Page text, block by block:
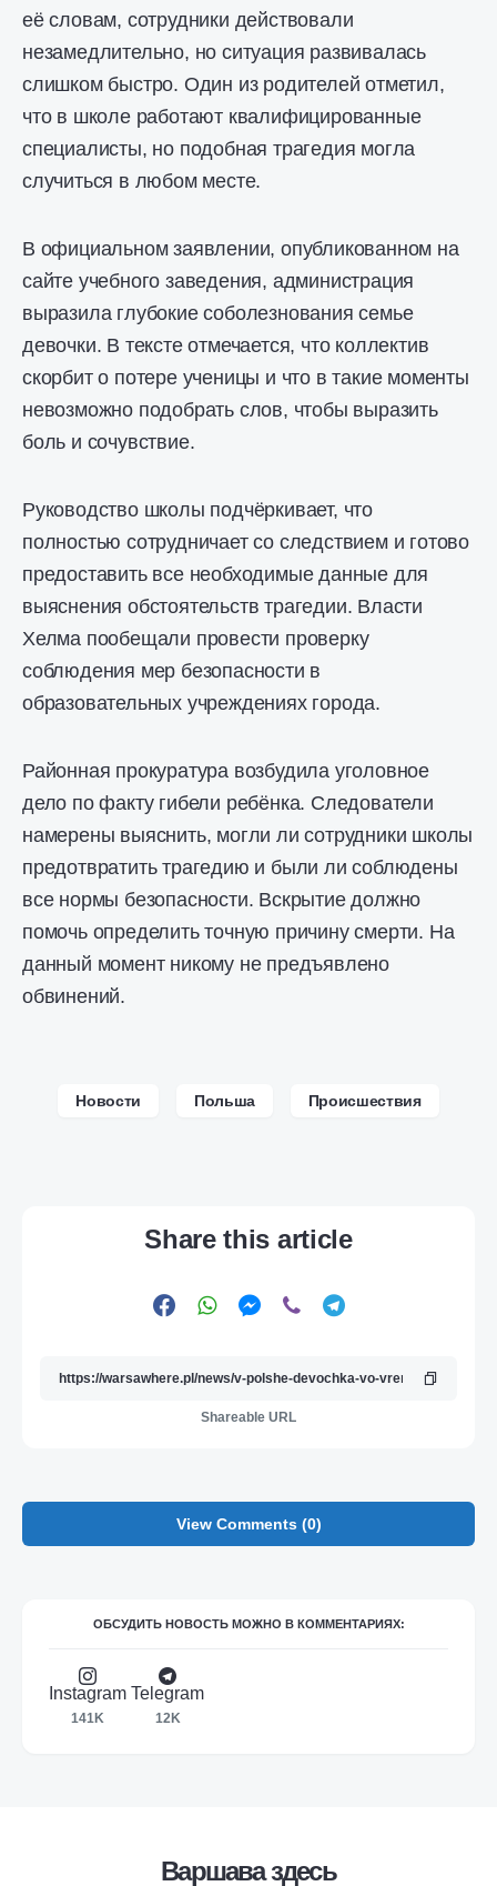
её словам, сотрудники действовали
незамедлительно, но ситуация развивалась
слишком быстро. Один из родителей отметил,
что в школе работают квалифицированные
специалисты, но подобная трагедия могла
случиться в любом месте.
В официальном заявлении, опубликованном на
сайте учебного заведения, администрация
выразила глубокие соболезнования семье
девочки. В тексте отмечается, что коллектив
скорбит о потере ученицы и что в такие моменты
невозможно подобрать слов, чтобы выразить
боль и сочувствие.
Руководство школы подчёркивает, что
полностью сотрудничает со следствием и готово
предоставить все необходимые данные для
выяснения обстоятельств трагедии. Власти
Хелма пообещали провести проверку
соблюдения мер безопасности в
образовательных учреждениях города.
Районная прокуратура возбудила уголовное
дело по факту гибели ребёнка. Следователи
намерены выяснить, могли ли сотрудники школы
предотвратить трагедию и были ли соблюдены
все нормы безопасности. Вскрытие должно
помочь определить точную причину смерти. На
данный момент никому не предъявлено
обвинений.
Новости Польша Происшествия
Share this article
Shareable URL
View Comments (0)
ОБСУДИТЬ НОВОСТЬ МОЖНО В КОММЕНТАРИЯХ:
Instagram
141K
Telegram
12K
Варшава здесь